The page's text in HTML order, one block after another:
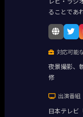
ることであ
対応可能
夜景撮影、
修
出演番組
日本テレビ